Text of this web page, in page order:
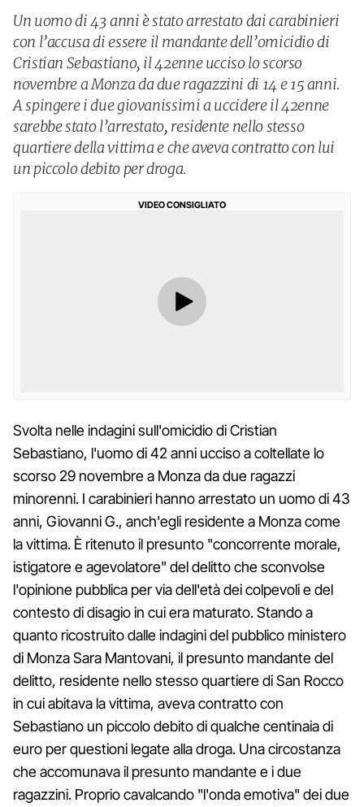
Un uomo di 43 anni è stato arrestato dai carabinieri
con l’accusa di essere il mandante dell’omicidio di
Cristian Sebastiano, il 42enne ucciso lo scorso
novembre a Monza da due ragazzini di 14 e 15 anni.
A spingere i due giovanissimi a uccidere il 42enne
sarebbe stato l’arrestato, residente nello stesso
quartiere della vittima e che aveva contratto con lui
un piccolo debito per droga.
VIDEO CONSIGLIATO
Svolta nelle indagini sull'omicidio di Cristian
Sebastiano, l'uomo di 42 anni ucciso a coltellate lo
scorso 29 novembre a Monza da due ragazzi
minorenni. I carabinieri hanno arrestato un uomo di 43
anni, Giovanni G., anch'egli residente a Monza come
la vittima. È ritenuto il presunto "concorrente morale,
istigatore e agevolatore" del delitto che sconvolse
l'opinione pubblica per via dell'età dei colpevoli e del
contesto di disagio in cui era maturato. Stando a
quanto ricostruito dalle indagini del pubblico ministero
di Monza Sara Mantovani, il presunto mandante del
delitto, residente nello stesso quartiere di San Rocco
in cui abitava la vittima, aveva contratto con
Sebastiano un piccolo debito di qualche centinaia di
euro per questioni legate alla droga. Una circostanza
che accomunava il presunto mandante e i due
ragazzini. Proprio cavalcando "l'onda emotiva" dei due